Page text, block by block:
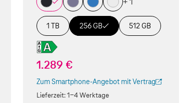
1 TB 256 GB 512 GB
1.289 €
Zum Smartphone-Angebot mit Vertrag
(Der Link wird in einem neuen Tab geöffnet)
Lieferzeit:1-4 Werktage